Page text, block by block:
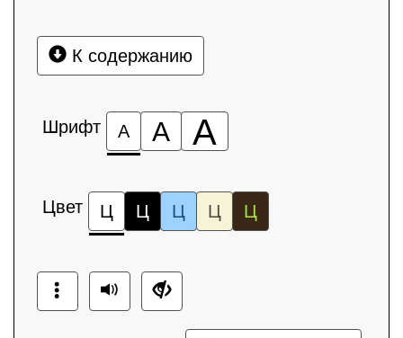
К содержанию
Шрифт А А А
Цвет Ц Ц Ц Ц Ц